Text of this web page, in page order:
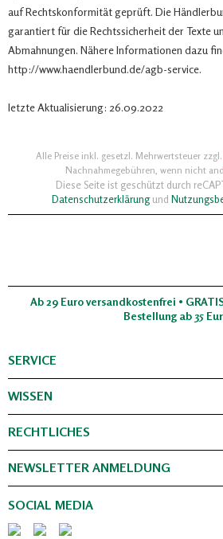
auf Rechtskonformität geprüft. Die
garantiert für die Rechtssicherheit der Texte
Abmahnungen. Nähere Informationen dazu
http://www.haendlerbund.de/agb-service.
letzte Aktualisierung: 26.09.2022
Alle Preise inkl. gesetzl. Mehrwertsteuer zzgl.
Nachnahmegebühren, wenn nicht
Diese Seite ist geschützt durch
Datenschutzerklärungund
Ab 29 Euro versandkostenfrei •
Bestellung ab 35
SERVICE
WISSEN
RECHTLICHES
NEWSLETTER ANMELDUNG
SOCIAL MEDIA